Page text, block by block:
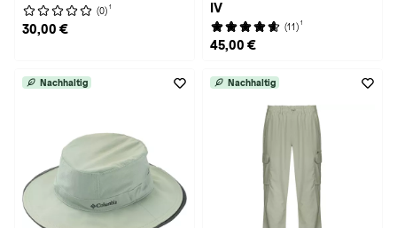
(0) 1
30,00 €
IV
(11) 1
45,00 €
Nachhaltig Nachhaltig